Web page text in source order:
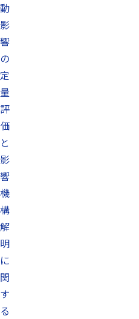
動
影
響
の
定
量
評
価
と
影
響
機
構
解
明
に
関
す
る